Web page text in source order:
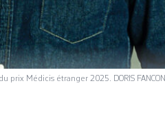
Médicis étranger 2025. DORIS FANCONI